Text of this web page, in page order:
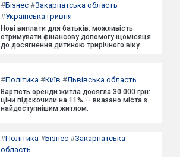
#Бізнес #Закарпатська область
#Українська гривня
Нові виплати для батьків: можливість
отримувати фінансову допомогу щомісяця
до досягнення дитиною трирічного віку.
#Політика #Київ #Львівська область
Вартість оренди житла досягла 30 000 грн:
ціни підскочили на 11% -- вказано міста з
найдоступнішим житлом.
#Політика #Бізнес #Закарпатська
область